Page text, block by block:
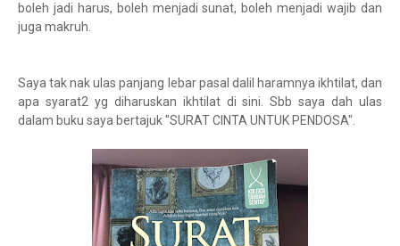
boleh jadi harus, boleh menjadi sunat, boleh menjadi wajib dan
juga makruh.
Saya tak nak ulas panjang lebar pasal dalil haramnya ikhtilat, dan
apa syarat2 yg diharuskan ikhtilat di sini. Sbb saya dah ulas
dalam buku saya bertajuk "SURAT CINTA UNTUK PENDOSA".